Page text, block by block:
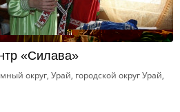
«Силава»
округ, Урай, городской округ Урай,